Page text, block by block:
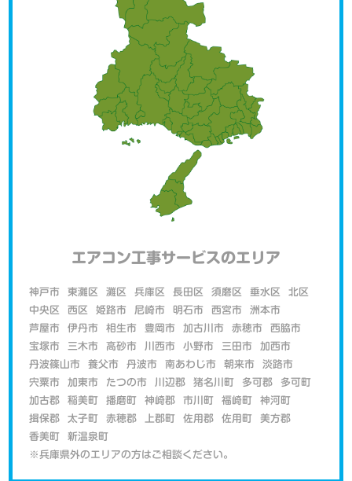
エアコン工事サービスのエリア
神戸市 東灘区 灘区 兵庫区 長田区 須磨区 垂水区
北区
中央区
西区 姫路市 尼崎市 明石市 西宮市
洲本市
芦屋市
伊丹市 相生市 豊岡市 加古川市 赤穂市
西脇市
宝塚市
三木市 高砂市 川西市 小野市 三田市
加西市
丹波篠山市
養父市 丹波市 南あわじ市 朝来市
淡路市
宍粟市
加東市 たつの市 川辺郡 猪名川町 多可郡
多可町
加古郡
稲美町 播磨町 神崎郡 市川町 福崎町
神河町
揖保郡
太子町 赤穂郡 上郡町 佐用郡 佐用町
美方郡
香美町
新温泉町
※兵庫県外のエリアの方はご相談ください。